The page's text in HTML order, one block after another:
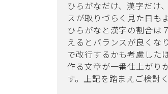
ひらがなだけ、漢字だけ
スが取りづらく見た目も
ひらがなと漢字の割合は
えるとバランスが良くな
で改行するかも考慮した
作る文章が一番仕上がり
す。上記を踏まえご検討